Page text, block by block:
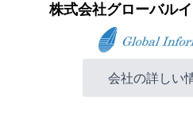
株式会社グローバル
会社の詳しい